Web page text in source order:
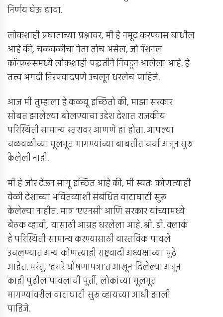
निर्णय घेऊ द्यावा.
लोकशाही प्रघाताच्या प्रश्नावर, मी हे नमूद करण्यास बांधील
आहे की, चळवळीचा नेता तोच असेल, जो नॅशनल
कॉन्फरन्समध्ये लोकशाही पद्धतीने निवडून आलेला आहे. हे
तत्त्व अगदी निरपवादपणे उचलून धरलेच पाहिजे.
आज मी तुम्हाला हे कळवू इच्छितो की, माझा सरकार
सोबत झालेल्या बोलण्याचा उद्देश देशात राजकीय
परिस्थिती सामान्य स्तरावर आणणे हा होता. आपल्या
चळवळीच्या मूलभूत मागण्यांच्या बाबतीत चर्चा अजून सुरू
केलेली नाही.
मी हे जोर देऊन सांगू इच्छित आहे की, मी स्वतः कोणत्याही
वेळी देशाच्या भवितव्याशी संबंधित वाटाघाटी सुरू
केलेल्या नाहीत. मात्र ‘एएनसी’ आणि सरकार यांच्यामध्ये
बैठक व्हावी, यासाठी आग्रह धरलेला आहे. श्री. डी. क्लार्क
हे परिस्थिती सामान्य करण्यासाठी वास्तविक पावले
उचलण्यात अन्य कोणत्याही राष्ट्रवादी अध्यक्षाच्या पुढे
आहेत. परंतु, ‘हरारे घोषणापत्रा’त आखून दिलेल्या अजून
काही पुढील पावलांची पूर्ती, लोकांच्या मूलभूत
मागण्यांवरील वाटाघाटी सुरू व्हायच्या आधी झाली
पाहिजे.